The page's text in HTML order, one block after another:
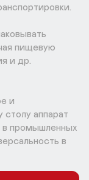
пищевую
и др.
и
аппарат
в промышленных
в